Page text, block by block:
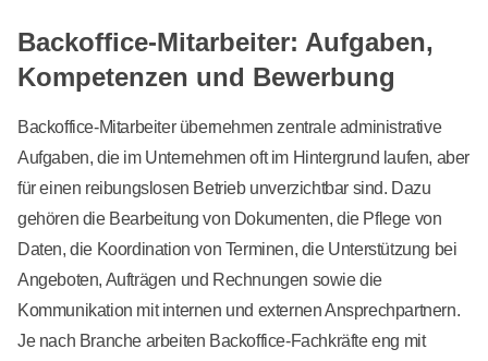
Backoffice-Mitarbeiter: Aufgaben,
Kompetenzen und Bewerbung
Backoffice-Mitarbeiter übernehmen zentrale administrative
Aufgaben, die im Unternehmen oft im Hintergrund laufen, aber
für einen reibungslosen Betrieb unverzichtbar sind. Dazu
gehören die Bearbeitung von Dokumenten, die Pflege von
Daten, die Koordination von Terminen, die Unterstützung bei
Angeboten, Aufträgen und Rechnungen sowie die
Kommunikation mit internen und externen Ansprechpartnern.
Je nach Branche arbeiten Backoffice-Fachkräfte eng mit